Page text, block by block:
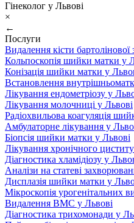
Гінеколог у Львові
×
←
Послуги
Видалення кісти бартолінової
Кольпоскопія шийки матки у
Конізація шийки матки у
Встановлення
Лікування ендометріозу у
Лікування молочниці у Львові
Радіохвильова коагуляція
Амбулаторне лікування у
Біопсія шийки матки у Львові
Лікування хронічного
Діагностика хламідіозу у
Аналізи на статеві
Дисплазія шийки матки у
Мікроскопія урогенітальних
Видалення ВМС у Львові
Діагностика трихомонади у